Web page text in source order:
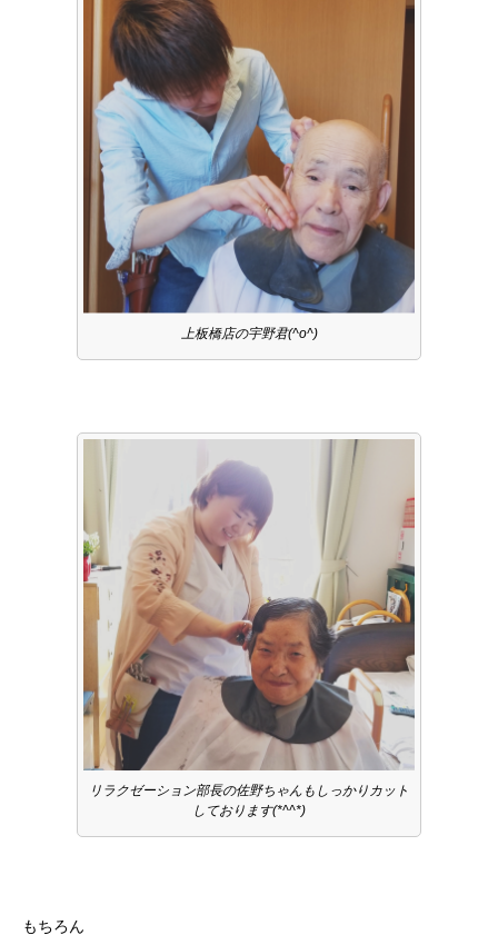
上板橋店の宇野君(^o^)
リラクゼーション部長の佐野ちゃんもしっかりカット
しております(*^^*)
もちろん